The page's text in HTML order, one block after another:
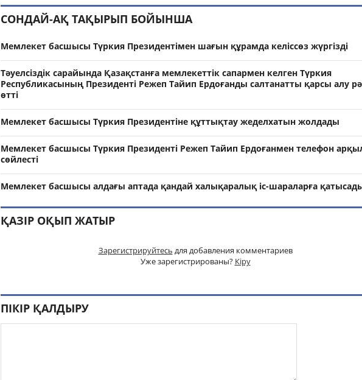
СОНДАЙ-АҚ ТАҚЫРЫП БОЙЫНША
Мемлекет басшысы Түркия Президентімен шағын құрамда келіссөз жүргізді
Тәуелсіздік сарайында Қазақстанға мемлекеттік сапармен келген Түркия
Республикасының Президенті Режеп Тайип Ердоғанды салтанатты қарсы алу
өтті
Мемлекет басшысы Түркия Президентіне құттықтау жеделхатын жолдады
Мемлекет басшысы Түркия Президенті Режеп Тайип Ердоғанмен телефон
сөйлесті
Мемлекет басшысы алдағы аптада қандай халықаралық іс-шараларға
ҚАЗІР ОҚЫП ЖАТЫР
Зарегистрируйтесь для добавления комментариев
Уже зарегистрированы? Кіру
ПІКІР ҚАЛДЫРУ